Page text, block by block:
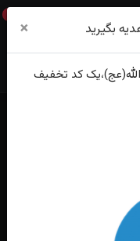
0
بگیرید ×
،یک کد تخفیف